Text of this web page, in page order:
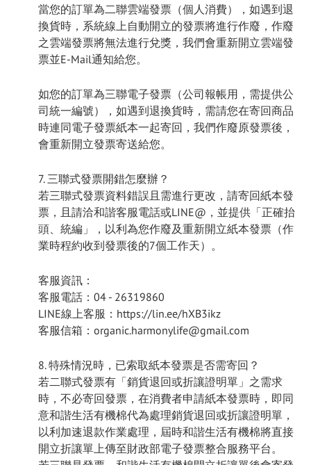
當您的訂單為二聯雲端發票（個人消費），如遇到退
換貨時，系統線上自動開立的發票將進行作廢，作廢
之雲端發票將無法進行兌獎，我們會重新開立雲端發
票並E-Mail通知給您。
如您的訂單為三聯電子發票（公司報帳用，需提供公
司統一編號），如遇到退換貨時，需請您在寄回商品
時連同電子發票紙本一起寄回，我們作廢原發票後，
會重新開立發票寄送給您。
7. 三聯式發票開錯怎麼辦？
若三聯式發票資料錯誤且需進行更改，請寄回紙本發
票，且請洽和諧客服電話或LINE@，並提供「正確抬
頭、統編」，以利為您作廢及重新開立紙本發票（作
業時程約收到發票後的7個工作天）。
客服資訊：
客服電話：04 - 26319860
LINE線上客服：https://lin.ee/hXB3ikz
客服信箱：organic.harmonylife@gmail.com
8. 特殊情況時，已索取紙本發票是否需寄回？
若二聯式發票有「銷貨退回或折讓證明單」之需求
時，不必寄回發票，在消費者申請紙本發票時，即同
意和諧生活有機棉代為處理銷貨退回或折讓證明單，
以利加速退款作業處理，屆時和諧生活有機棉將直接
開立折讓單上傳至財政部電子發票整合服務平台。